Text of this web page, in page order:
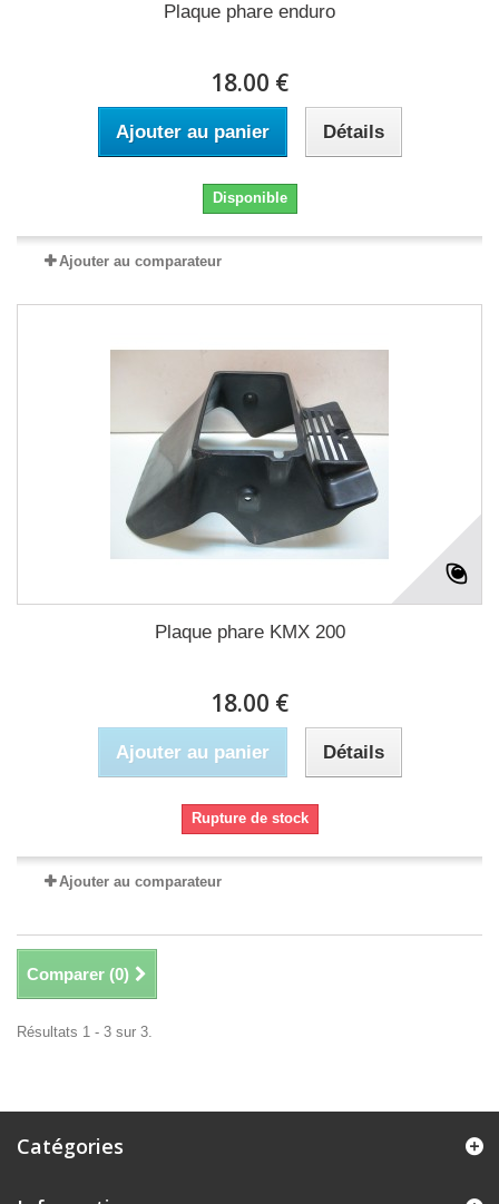
Plaque phare enduro
18.00 €
Ajouter au panier Détails
Disponible
Ajouter au comparateur
Plaque phare KMX 200
18.00 €
Ajouter au panier Détails
Rupture de stock
Ajouter au comparateur
Comparer (0)
Résultats 1 - 3 sur 3.
Catégories